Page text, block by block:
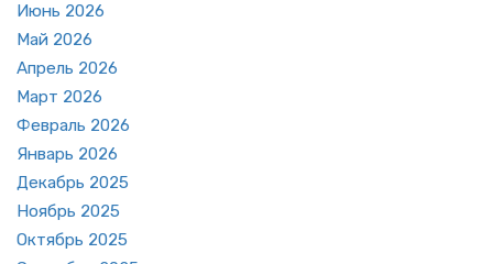
Июнь 2026
Май 2026
Ап­рель 2026
Март 2026
Фев­раль 2026
Ян­варь 2026
Де­кабрь 2025
Но­ябрь 2025
Ок­тябрь 2025